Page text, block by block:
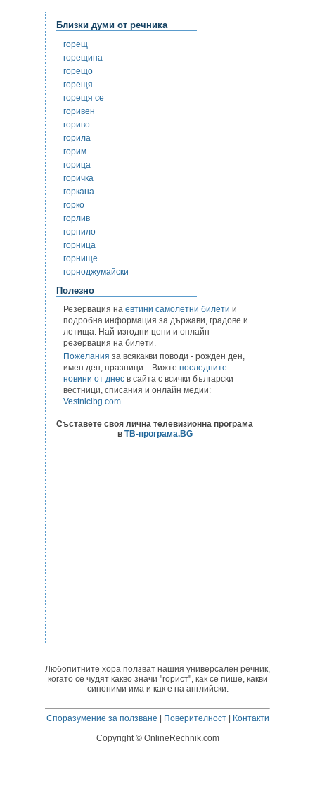
Близки думи от речника
горещ
горещина
горещо
горещя
горещя се
горивен
гориво
горила
горим
горица
горичка
горкана
горко
горлив
горнило
горница
горнище
горноджумайски
Полезно
Резервация на евтини самолетни билети и
подробна информация за държави, градове и
летища. Най-изгодни цени и онлайн
резервация на билети.
Пожелания за всякакви поводи - рожден ден,
имен ден, празници... Вижте последните
новини от днес в сайта с всички български
вестници, списания и онлайн медии:
Vestnicibg.com.
Съставете своя лична телевизионна програма
в ТВ-програма.BG
Любопитните хора ползват нашия универсален речник,
когато се чудят какво значи "горист", как се пише, какви
синоними има и как е на английски.
Споразумение за ползване Поверителност|
Контакти
Copyright © OnlineRechnik.com